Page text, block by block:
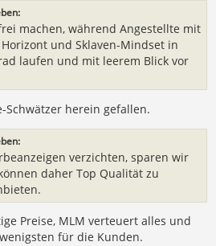
machen, während Angestellte mit
und Sklaven-Mindset in
laufen und mit leerem Blick vor
Schwätzer herein gefallen.
verzichten, sparen wir
daher Top Qualität zu
Preise, MLM verteuert alles und
für die Kunden.